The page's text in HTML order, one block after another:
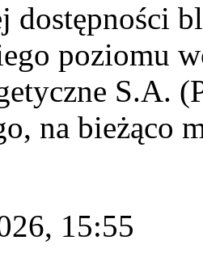
dostępności
poziomu
S.A.
na bieżąco
15:55